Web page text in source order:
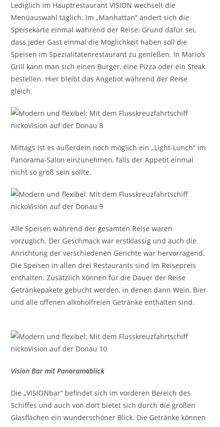
Lediglich im Hauptrestaurant VISION wechselt die
Menüauswahl täglich. Im „Manhattan“ ändert sich die
Speisekarte einmal während der Reise. Grund dafür sei,
dass jeder Gast einmal die Möglichkeit haben soll die
Speisen im Spezialitätenrestaurant zu genießen. In Mario’s
Grill kann man sich einen Burger, eine Pizza oder ein Steak
bestellen. Hier bleibt das Angebot während der Reise
gleich.
Mittags ist es außerdem noch möglich ein „Light-Lunch“ im
Panorama-Salon einzunehmen, falls der Appetit einmal
nicht so groß sein sollte.
Alle Speisen während der gesamten Reise waren
vorzüglich. Der Geschmack war erstklassig und auch die
Anrichtung der verschiedenen Gerichte war hervorragend.
Die Speisen in allen drei Restaurants sind im Reisepreis
enthalten. Zusätzlich können für die Dauer der Reise
Getränkepakete gebucht werden, in denen dann Wein, Bier
und alle offenen alkoholfreien Getränke enthalten sind.
Vision Bar mit Panoramablick
Die „VISIONbar“ befindet sich im vorderen Bereich des
Schiffes und auch von dort bietet sich durch die großen
Glasflächen ein wunderschöner Blick. Die Getränke können